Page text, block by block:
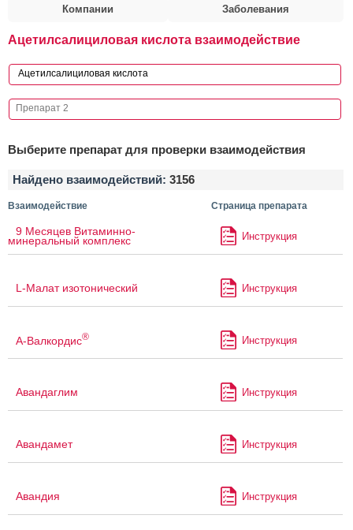
Компании Заболевания
Ацетилсалициловая кислота взаимодействие
Выберите препарат для проверки взаимодействия
Найдено взаимодействий: 3156
Взаимодействие Страница препарата
9 Месяцев Витаминно-
минеральный комплекс Инструкция
L-Малат изотонический Инструкция
А-Валкордис® Инструкция
Авандаглим Инструкция
Авандамет Инструкция
Авандия Инструкция